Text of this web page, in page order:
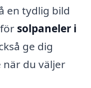
en tydlig bild
solpaneler i
ge dig
du väljer